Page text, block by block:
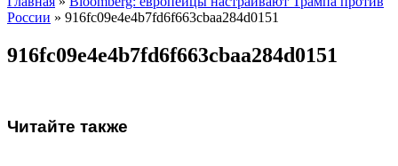
России » 916fc09e4e4b7fd6f663cbaa284d0151
916fc09e4e4b7fd6f663cbaa284d0151
Читайте также